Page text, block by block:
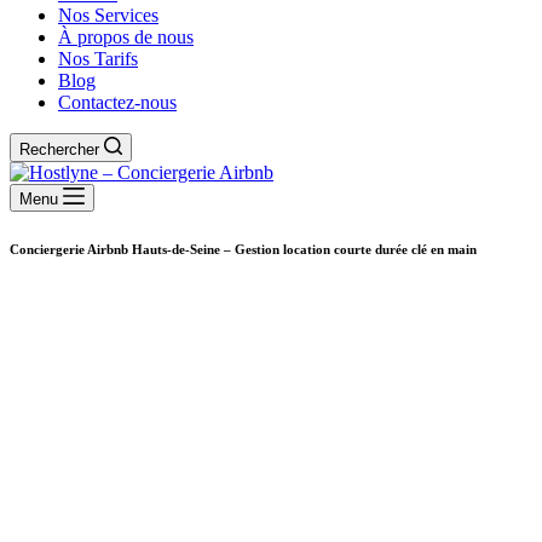
Nos Services
À propos de nous
Nos Tarifs
Blog
Contactez-nous
Rechercher
Menu
Conciergerie Airbnb Hauts-de-Seine – Gestion location courte durée clé en main